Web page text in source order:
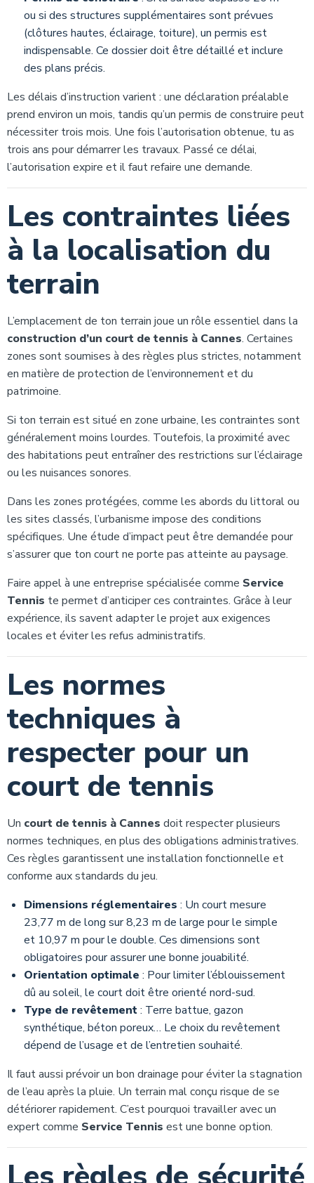
ou si des structures supplémentaires sont prévues
(clôtures hautes, éclairage, toiture), un permis est
indispensable. Ce dossier doit être détaillé et inclure
des plans précis.
Les délais d’instruction varient : une déclaration préalable
prend environ un mois, tandis qu’un permis de construire peut
nécessiter trois mois. Une fois l’autorisation obtenue, tu as
trois ans pour démarrer les travaux. Passé ce délai,
l’autorisation expire et il faut refaire une demande.
Les contraintes liées
à la localisation du
terrain
L’emplacement de ton terrain joue un rôle essentiel dans la
construction d’un court de tennis à Cannes. Certaines
zones sont soumises à des règles plus strictes, notamment
en matière de protection de l’environnement et du
patrimoine.
Si ton terrain est situé en zone urbaine, les contraintes sont
généralement moins lourdes. Toutefois, la proximité avec
des habitations peut entraîner des restrictions sur l’éclairage
ou les nuisances sonores.
Dans les zones protégées, comme les abords du littoral ou
les sites classés, l’urbanisme impose des conditions
spécifiques. Une étude d’impact peut être demandée pour
s’assurer que ton court ne porte pas atteinte au paysage.
Faire appel à une entreprise spécialisée comme Service
Tennis te permet d’anticiper ces contraintes. Grâce à leur
expérience, ils savent adapter le projet aux exigences
locales et éviter les refus administratifs.
Les normes
techniques à
respecter pour un
court de tennis
Un court de tennis à Cannes doit respecter plusieurs
normes techniques, en plus des obligations administratives.
Ces règles garantissent une installation fonctionnelle et
conforme aux standards du jeu.
Dimensions réglementaires : Un court mesure
23,77 m de long sur 8,23 m de large pour le simple
et 10,97 m pour le double. Ces dimensions sont
obligatoires pour assurer une bonne jouabilité.
Orientation optimale : Pour limiter l’éblouissement
dû au soleil, le court doit être orienté nord-sud.
Type de revêtement: Terre battue, gazon
synthétique, béton poreux… Le choix du revêtement
dépend de l’usage et de l’entretien souhaité.
Il faut aussi prévoir un bon drainage pour éviter la stagnation
de l’eau après la pluie. Un terrain mal conçu risque de se
détériorer rapidement. C’est pourquoi travailler avec un
expert comme Service Tennis est une bonne option.